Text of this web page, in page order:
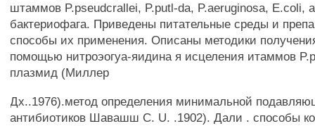
штаммов P.pseudcrallei, P.putl-da, P.aeruginosa, E.coli,
бактериофага. Приведены питательные среды и
способы их применения. Описаны методики
помощью нитроэогуа-яидина я исцеления итаммов
плазмид (Миллер
Дх..1976).метод определения минимальной
антибиотиков Шавашш С. U. .1902). Дали . способы